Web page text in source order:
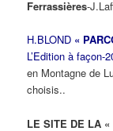
Ferrassières-
H.BLOND «
L’Edition à façon-
en Montagne de
choisis..
LE SITE DE LA